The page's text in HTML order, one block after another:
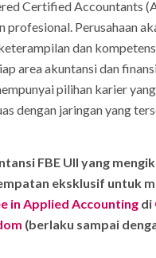
Certified Accountants
profesional. Perusahaan
dan
area akuntansi dan
pilihan karier
dengan jaringan yang
FBE UII yang
eksklusif untuk
in Applied Accountingdi
(berlaku sampai